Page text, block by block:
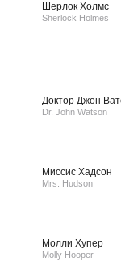
Шерлок Холмс
Sherlock Holmes
Доктор Джон
Dr. John Watson
Миссис Хадсон
Mrs. Hudson
Молли Хупер
Molly Hooper